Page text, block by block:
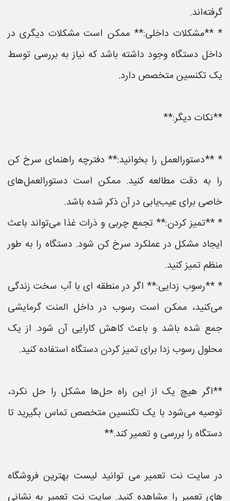
گرفته‌اند.
* **مشکلات داخلی:** ممکن است مشکلات دیگری در
داخل دستگاه وجود داشته باشد که نیاز به بررسی توسط
یک تکنسین متخصص دارد.
**نکات دیگر:**
* **دستورالعمل را بخوانید:** دفترچه راهنمای سرخ کن
را به دقت مطالعه کنید. ممکن است دستورالعمل‌های
خاصی برای عیب‌یابی در آن ذکر شده باشد.
* **تمیز کردن:** تجمع چربی و ذرات غذا می‌تواند باعث
ایجاد مشکل در عملکرد سرخ کن شود. دستگاه را به طور
منظم تمیز کنید.
* **رسوب زدایی:** اگر در منطقه ای با آب سخت زندگی
می‌کنید، ممکن است رسوب در داخل المنت گرمایشی
جمع شده باشد و باعث کاهش کارایی آن شود. از یک
محلول رسوب زدا برای تمیز کردن دستگاه استفاده کنید.
**اگر هیچ یک از این راه حل‌ها مشکل را حل نکرد،
توصیه می‌شود با یک تکنسین متخصص تماس بگیرید تا
دستگاه را بررسی و تعمیر کند.**
در سایت نت تعمیر می توانید لیست بهترین فروشگاه
های تعمیر را مشاهده کنید. سایت نت تعمیر به نشانی